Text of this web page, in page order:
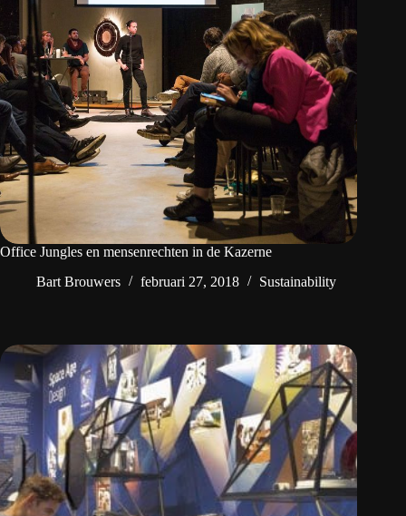
Office Jungles en mensenrechten in de Kazerne
Bart Brouwers
februari 27, 2018 Sustainability